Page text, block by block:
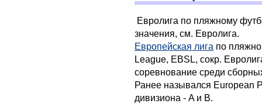
Евролига по пляжному
значения, см. Евролига.
Европейская лига по
League, EBSL, сокр.
соревнование среди
Ранее назывался European
дивизиона - A и B.